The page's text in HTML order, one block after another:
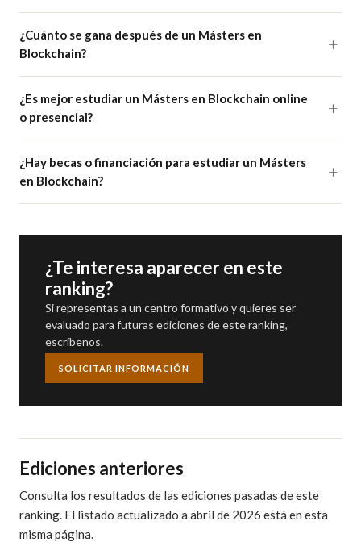
¿Cuánto se gana después de un Másters en
Blockchain?
¿Es mejor estudiar un Másters en Blockchain online
o presencial?
¿Hay becas o financiación para estudiar un Másters
en Blockchain?
¿Te interesa aparecer en este
ranking?
Si representas a un centro formativo y quieres ser
evaluado para futuras ediciones de este ranking,
escríbenos.
SOLICITAR INFORMACIÓN
Ediciones anteriores
Consulta los resultados de las ediciones pasadas de este
ranking. El listado actualizado a abril de 2026 está en esta
misma página.